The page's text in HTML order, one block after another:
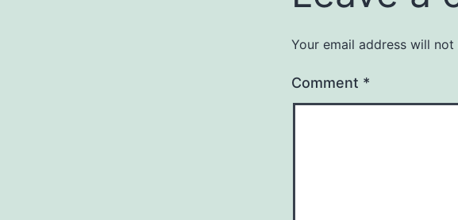
Your email address will not
Comment *